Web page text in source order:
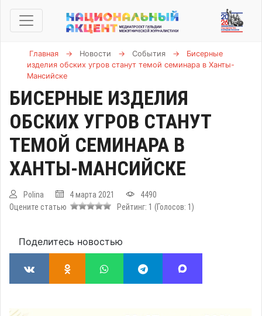
Главная → Новости → События →
Бисерные
изделия обских угров станут темой семинара в Ханты-
Мансийске
БИСЕРНЫЕ ИЗДЕЛИЯ
ОБСКИХ УГРОВ СТАНУТ
ТЕМОЙ СЕМИНАРА В
ХАНТЫ-МАНСИЙСКЕ
Polina 4 марта 2021
4490
Оцените статью
Рейтинг: 1 (Голосов: 1 )
Поделитесь новостью